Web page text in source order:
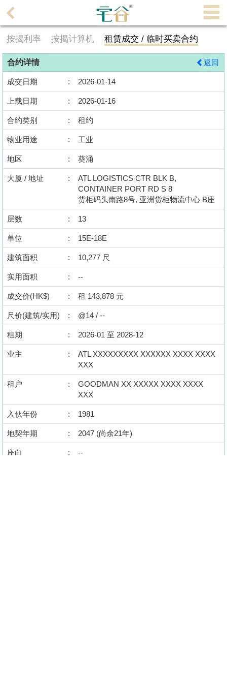
理
主
页
搵
楼/
成
交
业
主
放
盘
宅
谷
按
揭
地
产
博
客
地
产
闻
据
公
布
藏
盘
繁
体
简
体
ENG
按揭利率 按揭计算机 租赁成交 / 临时买卖合约
合约详情 返回
成交日期 : 2026-01-14
上载日期 : 2026-01-16
合约类别 : 租约
物业用途 : 工业
地区 : 葵涌
大厦 / 地址 :
ATL LOGISTICS CTR BLK B,
CONTAINER PORT RD S 8
货柜码头南路8号, 亚洲货柜物流中心 B座
层数 : 13
单位 : 15E-18E
建筑面积 : 10,277 尺
实用面积 : --
成交价(HK$) : 租 143,878 元
尺价(建筑/实用) : @14 / --
租期 : 2026-01 至 2028-12
业主 :
ATL XXXXXXXXX XXXXXX XXXX XXXX
XXX
租户 :
GOODMAN XX XXXXX XXXX XXXX
XXX
入伙年份 : 1981
地契年期 : 2047 (尚余21年)
座向 : --